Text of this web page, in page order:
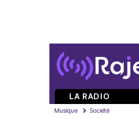
LA RADIO
Musique Société